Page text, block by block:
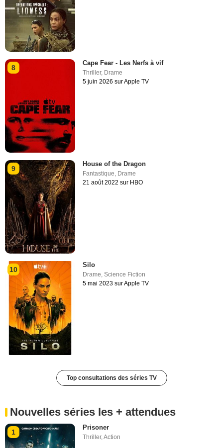
8
Cape Fear - Les Nerfs à vif
Thriller, Drame
5 juin 2026 sur Apple TV
9
House of the Dragon
Fantastique, Drame
21 août 2022 sur HBO
10
Silo
Drame,Science Fiction
5 mai 2023 sur Apple TV
Top consultations des séries TV
Nouvelles séries les + attendues
1
Prisoner
Thriller,Action